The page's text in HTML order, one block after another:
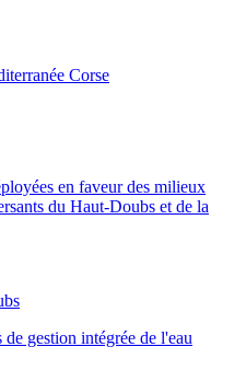
Corse
en faveur des milieux
du Haut-Doubs et de la
de gestion intégrée de l'eau